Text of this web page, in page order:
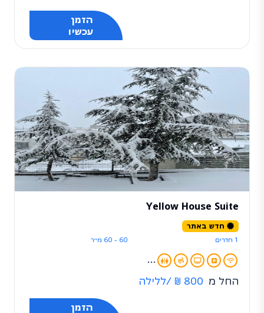
הזמן
עכשיו
Yellow House Suite
חדש באתר
1 חדרים 60 - 60 מ״ר
...
החל מ 800 ₪ /ללילה
הזמן